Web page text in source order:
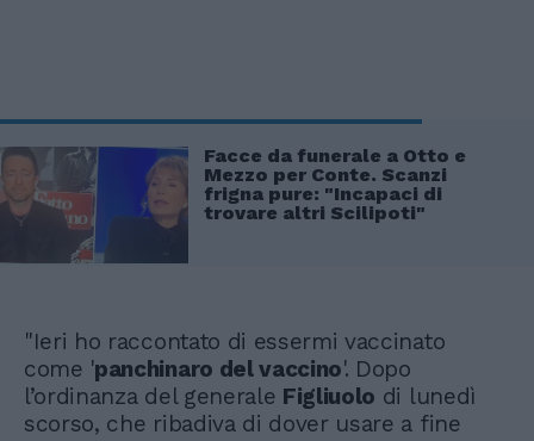
Facce da funerale a Otto e
Mezzo per Conte. Scanzi
frigna pure: "Incapaci di
trovare altri Scilipoti"
"Ieri ho raccontato di essermi vaccinato
come 'panchinaro del vaccino'. Dopo
l’ordinanza del generale Figliuolo di lunedì
scorso, che ribadiva di dover usare a fine